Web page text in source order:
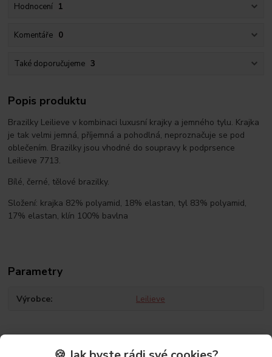
Hodnocení 1
Komentáře 0
Také doporučujeme 3
Popis produktu
Brazilky Leilieve v kombinaci luxusní krajky a jemného tylu. Krajka
je tak velmi jemná, příjemná a pohodlná, neproznačuje se pod
oblečením. Brazilky jsou vhodné do soupravy k podprsence
Leilieve 7713.
Bílé, černé, tělové brazilky.
Složení: krajka 82% polyamid, 18% elastan, tyl 83% polyamid,
17% elastan, klín 100% bavlna
Parametry
Výrobce Leilieve